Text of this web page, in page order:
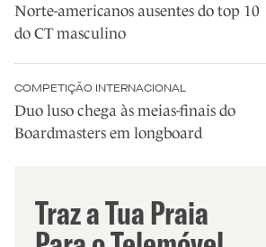
Norte-americanos ausentes do top 10
do CT masculino
COMPETIÇÃO INTERNACIONAL
Duo luso chega às meias-finais do
Boardmasters em longboard
Traz a Tua Praia